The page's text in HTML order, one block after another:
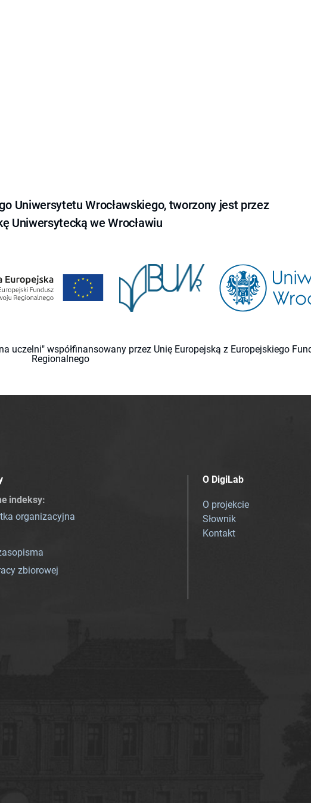
Uniwersytetu Wrocławskiego, tworzony jest przez
Uniwersytecką we Wrocławiu
uczelni" współfinansowany przez Unię Europejską z Europejskiego
Regionalnego
indeksy:
organizacyjna
zbiorowej
O DigiLab
O projekcie
Słownik
Kontakt